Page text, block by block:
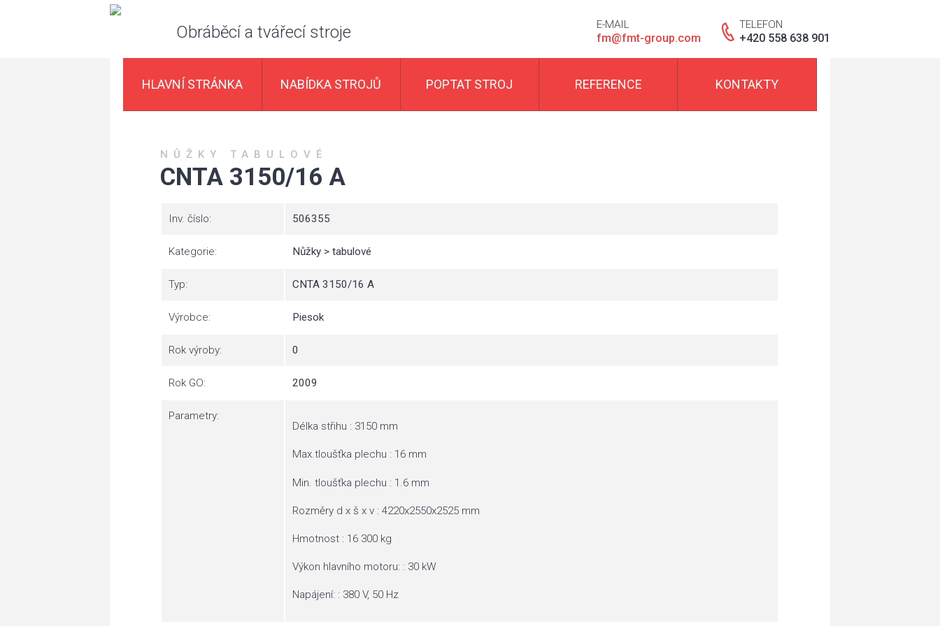
TELEFON
+420 558 638 901
E-MAIL
fm@fmt-group.com
Obráběcí a tvářecí stroje
HLAVNÍ STRÁNKA NABÍDKA STROJŮ POPTAT STROJ REFERENCE KONTAKTY
NŮŽKY TABULOVÉ
CNTA 3150/16 A
Inv. číslo: 506355
Kategorie: Nůžky > tabulové
Typ: CNTA 3150/16 A
Výrobce: Piesok
Rok výroby: 0
Rok GO: 2009
Parametry:
Délka střihu : 3150 mm
Max.tloušťka plechu : 16 mm
Min. tloušťka plechu : 1.6 mm
Rozměry d x š x v : 4220x2550x2525 mm
Hmotnost : 16 300 kg
Výkon hlavního motoru: : 30 kW
Napájení: : 380 V, 50 Hz